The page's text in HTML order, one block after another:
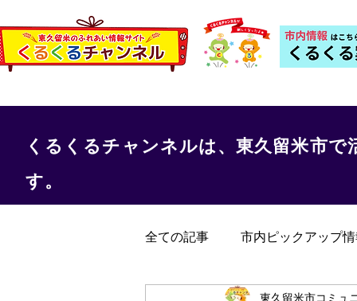
くるくるチャンネルは、東久留米市
す。
全ての記事 市内ピックアップ
東久留米市コミュ